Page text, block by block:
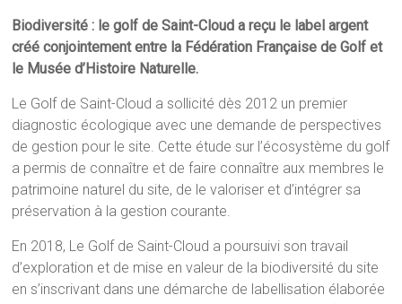
Biodiversité : le golf de Saint-Cloud a reçu le label argent
créé conjointement entre la Fédération Française de Golf et
le Musée d’Histoire Naturelle.
Le Golf de Saint-Cloud a sollicité dès 2012 un premier
diagnostic écologique avec une demande de perspectives
de gestion pour le site. Cette étude sur l’écosystème du golf
a permis de connaître et de faire connaître aux membres le
patrimoine naturel du site, de le valoriser et d’intégrer sa
préservation à la gestion courante.
En 2018, Le Golf de Saint-Cloud a poursuivi son travail
d’exploration et de mise en valeur de la biodiversité du site
en s’inscrivant dans une démarche de labellisation élaborée